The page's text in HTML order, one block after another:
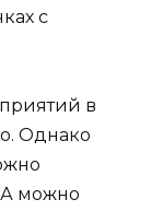
с
в
Однако
А можно